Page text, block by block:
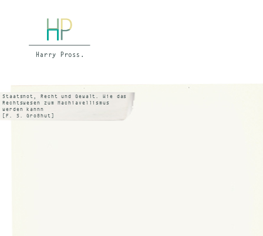
Staatsnot, Recht und Gewalt. Wie das
Rechtswesen zum Machiavellismus
werden kannn
[F. S. Großhut]